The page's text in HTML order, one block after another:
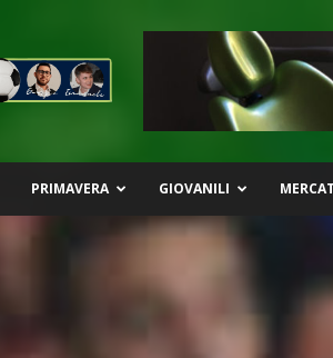
PRIMAVERA GIOVANILI